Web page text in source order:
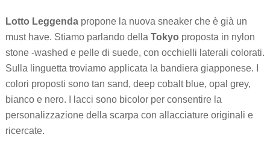
Lotto Leggenda propone la nuova sneaker che è già un
must have. Stiamo parlando della Tokyo proposta in nylon
stone -washed e pelle di suede, con occhielli laterali colorati.
Sulla linguetta troviamo applicata la bandiera giapponese. I
colori proposti sono tan sand, deep cobalt blue, opal grey,
bianco e nero. I lacci sono bicolor per consentire la
personalizzazione della scarpa con allacciature originali e
ricercate.